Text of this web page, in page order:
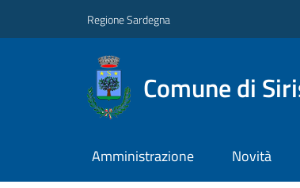
Regione Sardegna
Comune di
Amministrazione Novità